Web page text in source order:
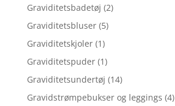
Graviditetsbadetøj (2)
Graviditetsbluser (5)
Graviditetskjoler (1)
Graviditetspuder (1)
Graviditetsundertøj (14)
Gravidstrømpebukser og leggings (4)